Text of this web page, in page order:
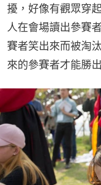
擾，好像有觀眾穿
人在會場讀出參賽
賽者笑出來而被淘
來的參賽者才能勝